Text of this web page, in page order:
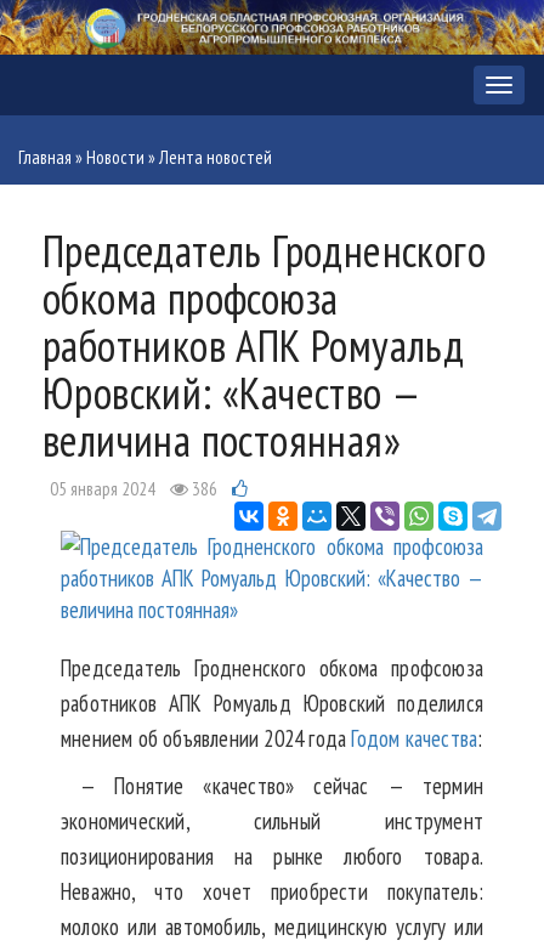
Меню
Главная »Новости »Лента новостей
Председатель Гродненского
обкома профсоюза
работников АПК Ромуальд
Юровский: «Качество —
величина постоянная»
05 января 2024 386
Председатель Гродненского обкома профсоюза
работников АПК Ромуальд Юровский поделился
мнением об объявлении 2024 годаГодом качества:
— Понятие «качество» сейчас — термин
экономический, сильный инструмент
позиционирования на рынке любого товара.
Неважно, что хочет приобрести покупатель:
молоко или автомобиль, медицинскую услугу или